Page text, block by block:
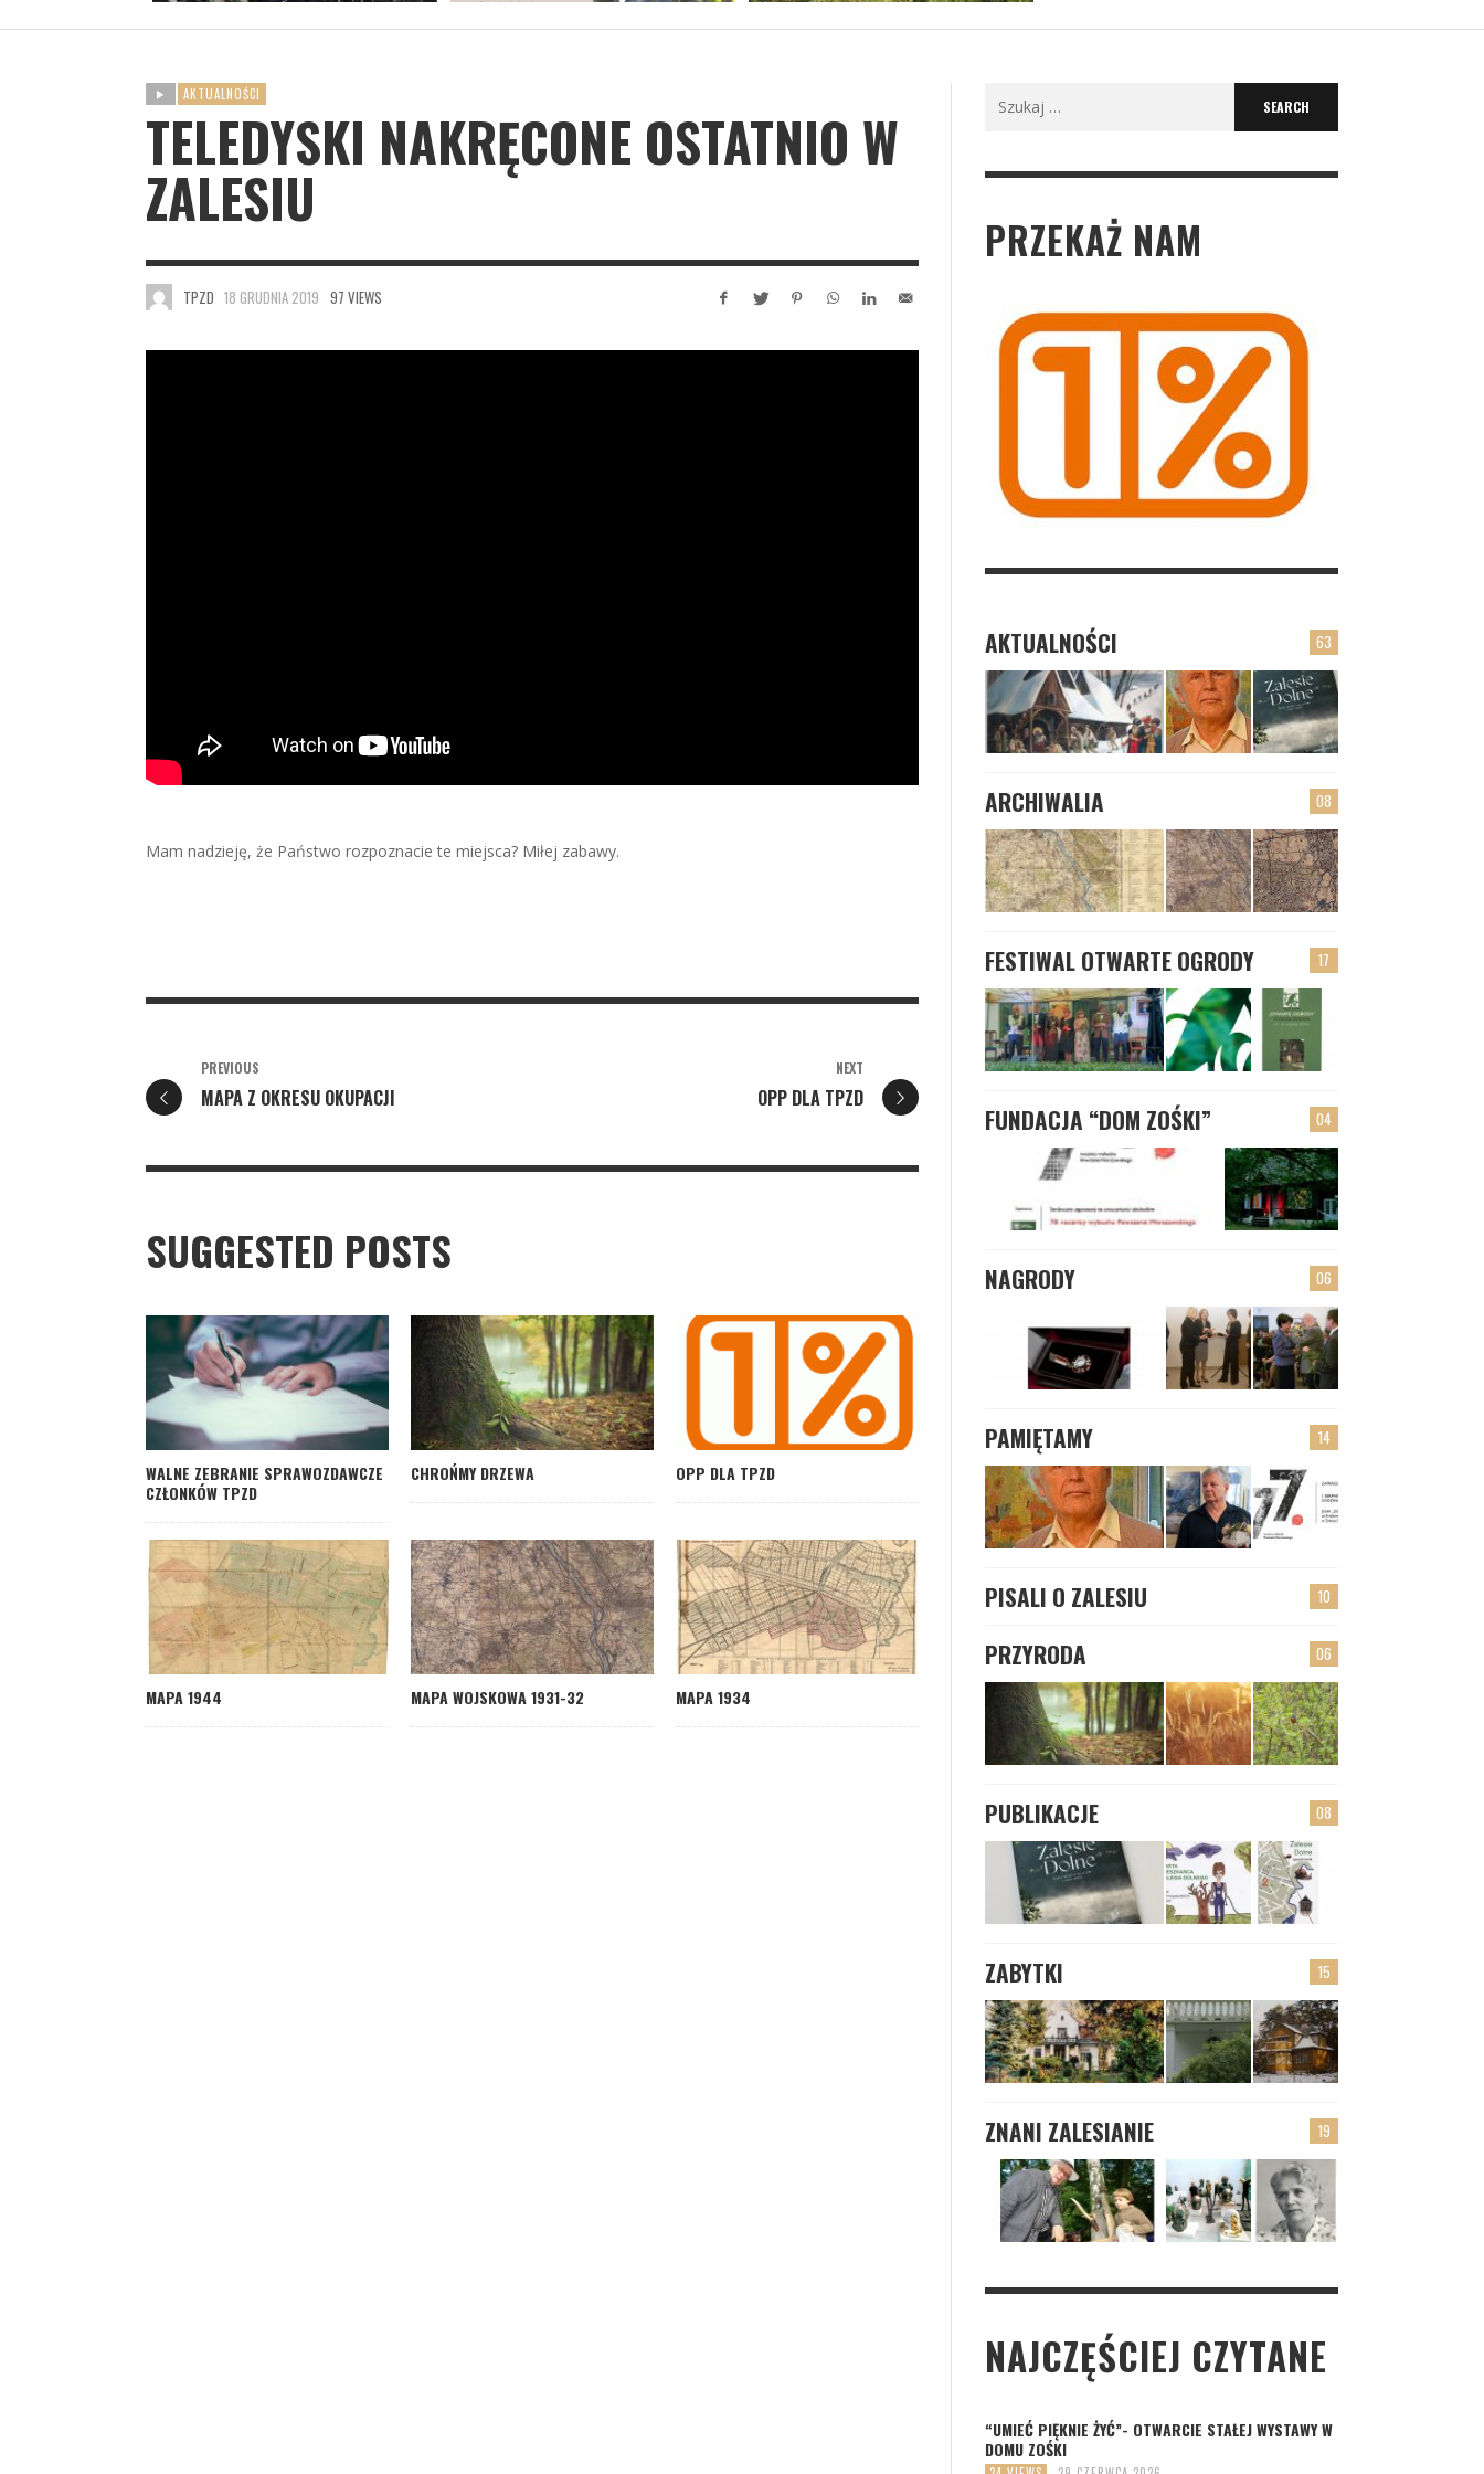
AKTUALNOŚCI
TELEDYSKI NAKRĘCONE OSTATNIO W
ZALESIU
TPZD 18 GRUDNIA 2019 97 VIEWS
Mam nadzieję, że Państwo rozpoznacie te miejsca? Miłej zabawy.
PREVIOUS
MAPA Z OKRESU OKUPACJI
NEXT
OPP DLA TPZD
SUGGESTED POSTS
WALNE ZEBRANIE SPRAWOZDAWCZE
CZŁONKÓW TPZD
CHROŃMY DRZEWA OPP DLA TPZD
MAPA 1944 MAPA WOJSKOWA 1931-32 MAPA 1934
PRZEKAŻ NAM
63
AKTUALNOŚCI
08
ARCHIWALIA
17
FESTIWAL OTWARTE OGRODY
04
FUNDACJA “DOM ZOŚKI”
06
NAGRODY
14
PAMIĘTAMY
10
PISALI O ZALESIU
06
PRZYRODA
08
PUBLIKACJE
15
ZABYTKI
19
ZNANI ZALESIANIE
NAJCZĘŚCIEJ CZYTANE
“UMIEĆ PIĘKNIE ŻYĆ”- OTWARCIE STAŁEJ WYSTAWY W
DOMU ZOŚKI